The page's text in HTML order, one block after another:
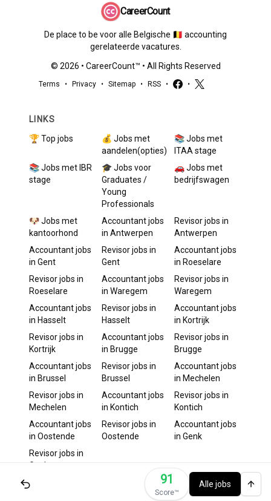
91
Score™️
Alle jobs
CareerCount
De place to be voor alle Belgische 🇧🇪 accounting
gerelateerde vacatures.
© 2026 • CareerCount™ • All Rights Reserved
Terms • Privacy • Sitemap • RSS • •
LINKS
🏆 Top jobs
💰 Jobs met
aandelen(opties)
📚 Jobs met
ITAA stage
📚 Jobs met IBR
stage
🎓 Jobs voor
Graduates /
Young
Professionals
🚗 Jobs met
bedrijfswagen
🐶 Jobs met
kantoorhond
Accountantjobs
in Antwerpen
Revisorjobs in
Antwerpen
Accountantjobs
in Gent
Revisorjobs in
Gent
Accountantjobs
in Roeselare
Revisorjobs in
Roeselare
Accountantjobs
in Waregem
Revisorjobs in
Waregem
Accountantjobs
in Hasselt
Revisorjobs in
Hasselt
Accountantjobs
in Kortrijk
Revisorjobs in
Kortrijk
Accountantjobs
in Brugge
Revisorjobs in
Brugge
Accountantjobs
in Brussel
Revisorjobs in
Brussel
Accountantjobs
in Mechelen
Revisorjobs in
Mechelen
Accountantjobs
in Kontich
Revisorjobs in
Kontich
Accountantjobs
in Oostende
Revisorjobs in
Oostende
Accountantjobs
in Genk
Revisorjobs in
Genk